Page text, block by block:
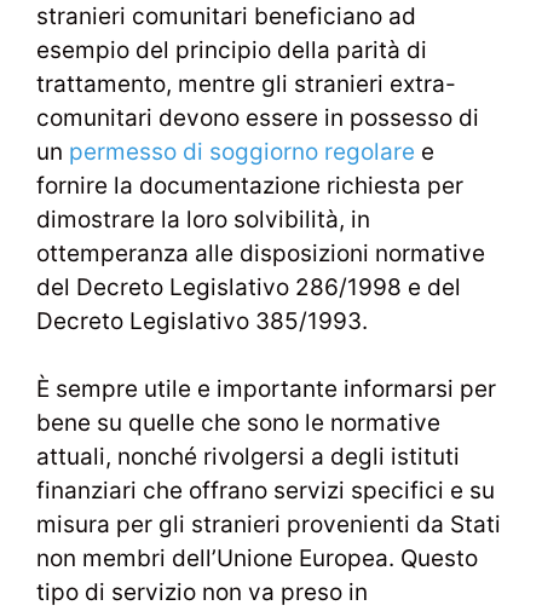
stranieri comunitari beneficiano ad
esempio del principio della parità di
trattamento, mentre gli stranieri extra-
comunitari devono essere in possesso di
un permesso di soggiorno regolare e
fornire la documentazione richiesta per
dimostrare la loro solvibilità, in
ottemperanza alle disposizioni normative
del Decreto Legislativo 286/1998 e del
Decreto Legislativo 385/1993.
È sempre utile e importante informarsi per
bene su quelle che sono le normative
attuali, nonché rivolgersi a degli istituti
finanziari che offrano servizi specifici e su
misura per gli stranieri provenienti da Stati
non membri dell’Unione Europea. Questo
tipo di servizio non va preso in